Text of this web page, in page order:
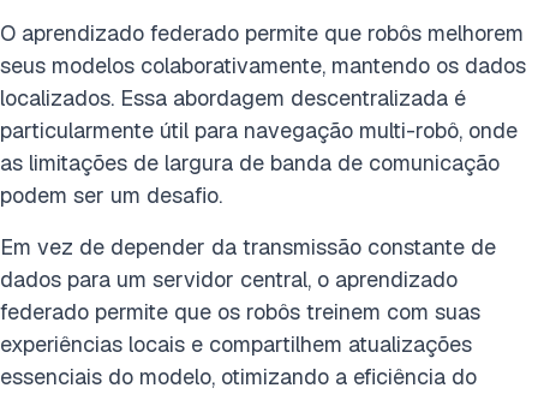
O aprendizado federado permite que robôs melhorem
seus modelos colaborativamente, mantendo os dados
localizados. Essa abordagem descentralizada é
particularmente útil para navegação multi-robô, onde
as limitações de largura de banda de comunicação
podem ser um desafio.
Em vez de depender da transmissão constante de
dados para um servidor central, o aprendizado
federado permite que os robôs treinem com suas
experiências locais e compartilhem atualizações
essenciais do modelo, otimizando a eficiência do